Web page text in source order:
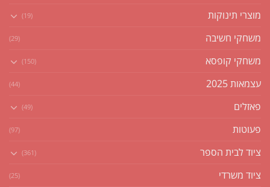
מוצרי תינוקות (19)
משחקי חשיבה (29)
משחקי קופסא (150)
עצמאות 2025 (44)
פאזלים (49)
פעוטות (97)
ציוד לבית הספר (361)
ציוד משרדי (25)